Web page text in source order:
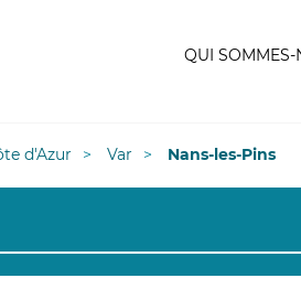
QUI SOMMES-
d'Azur Var Nans-les-Pins